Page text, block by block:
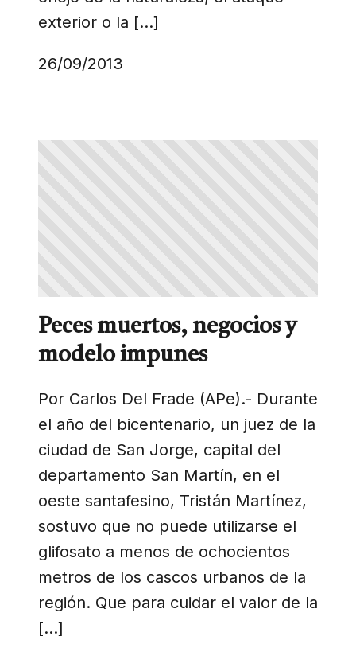
exterior o la […]
26/09/2013
Peces muertos, negocios y
modelo impunes
Por Carlos Del Frade (APe).- Durante
el año del bicentenario, un juez de la
ciudad de San Jorge, capital del
departamento San Martín, en el
oeste santafesino, Tristán Martínez,
sostuvo que no puede utilizarse el
glifosato a menos de ochocientos
metros de los cascos urbanos de la
región. Que para cuidar el valor de la
[…]